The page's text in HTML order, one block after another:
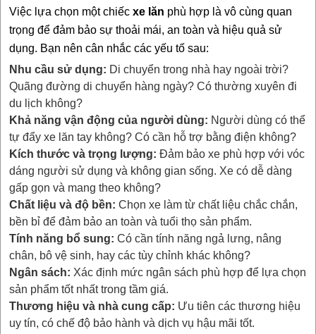
Việc lựa chọn một chiếc xe lăn phù hợp là vô cùng quan
trọng để đảm bảo sự thoải mái, an toàn và hiệu quả sử
dụng. Bạn nên cân nhắc các yếu tố sau:
Nhu cầu sử dụng: Di chuyển trong nhà hay ngoài trời?
Quãng đường di chuyển hàng ngày? Có thường xuyên đi
du lịch không?
Khả năng vận động của người dùng: Người dùng có thể
tự đẩy xe lăn tay không? Có cần hỗ trợ bằng điện không?
Kích thước và trọng lượng: Đảm bảo xe phù hợp với vóc
dáng người sử dụng và không gian sống. Xe có dễ dàng
gấp gọn và mang theo không?
Chất liệu và độ bền: Chọn xe làm từ chất liệu chắc chắn,
bền bỉ để đảm bảo an toàn và tuổi thọ sản phẩm.
Tính năng bổ sung: Có cần tính năng ngả lưng, nâng
chân, bô vệ sinh, hay các tùy chỉnh khác không?
Ngân sách: Xác định mức ngân sách phù hợp để lựa chọn
sản phẩm tốt nhất trong tầm giá.
Thương hiệu và nhà cung cấp: Ưu tiên các thương hiệu
uy tín, có chế độ bảo hành và dịch vụ hậu mãi tốt.